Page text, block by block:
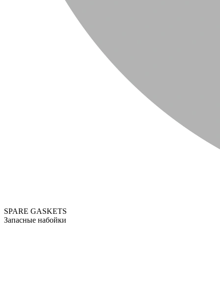
SPARE GASKETS
Запасные набойки